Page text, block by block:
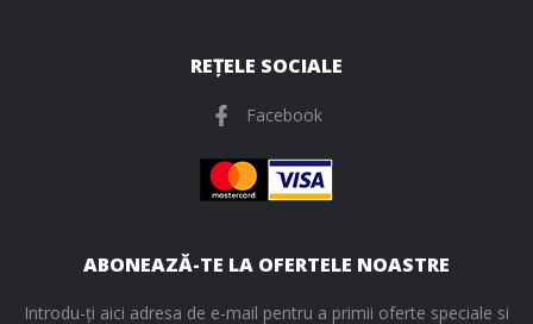
REȚELE SOCIALE
Facebook
ABONEAZĂ-TE LA OFERTELE NOASTRE
Introdu-ți aici adresa de e-mail pentru a primii oferte speciale si